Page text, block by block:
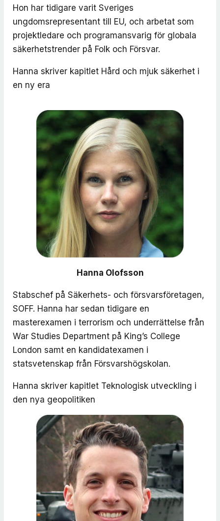
Hon har tidigare varit Sveriges
ungdomsrepresentant till EU, och arbetat som
projektledare och programansvarig för globala
säkerhetstrender på Folk och Försvar.
Hanna skriver kapitlet Hård och mjuk säkerhet i
en ny era
Hanna Olofsson
Stabschef på Säkerhets- och försvarsföretagen,
SOFF. Hanna har sedan tidigare en
masterexamen i terrorism och underrättelse från
War Studies Department på King’s College
London samt en kandidatexamen i
statsvetenskap från Försvarshögskolan.
Hanna skriver kapitlet Teknologisk utveckling i
den nya geopolitiken